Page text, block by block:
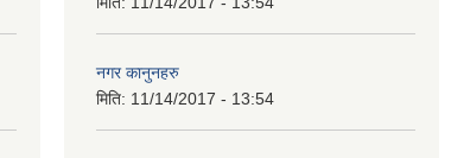
नगर कानुनहरु
मिति: 11/14/2017 - 13:54